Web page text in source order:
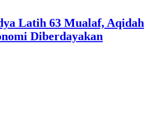
Latih 63 Mualaf, Aqidah
Diberdayakan